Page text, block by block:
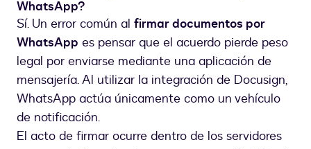
WhatsApp?
Sí. Un error común al firmar documentos por
WhatsApp es pensar que el acuerdo pierde peso
legal por enviarse mediante una aplicación de
mensajería. Al utilizar la integración de Docusign,
WhatsApp actúa únicamente como un vehículo
de notificación.
El acto de firmar ocurre dentro de los servidores